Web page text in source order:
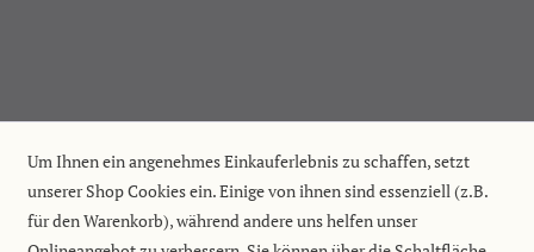
Um Ihnen ein angenehmes Einkauferlebnis zu schaffen, setzt
unserer Shop Cookies ein. Einige von ihnen sind essenziell (z.B.
für den Warenkorb), während andere uns helfen unser